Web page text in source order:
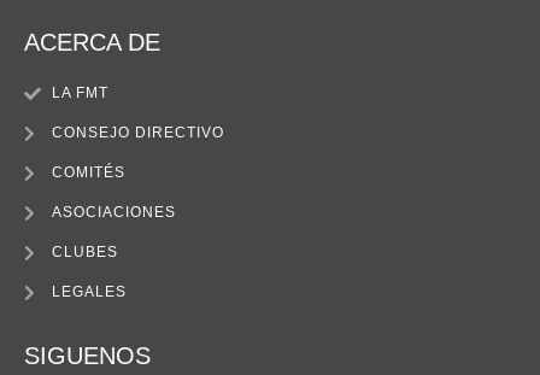
ACERCA DE
LA FMT
CONSEJO DIRECTIVO
COMITÉS
ASOCIACIONES
CLUBES
LEGALES
SIGUENOS